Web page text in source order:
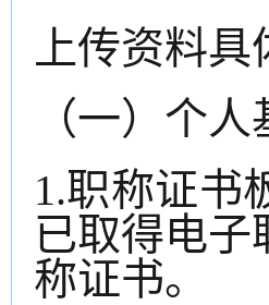
上传资料
（一） 个人
1.职称证书
已取得电子
称证书。